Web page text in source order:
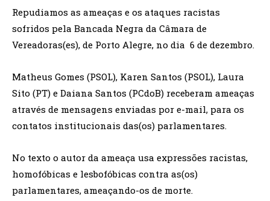
Repudiamos as ameaças e os ataques racistas
sofridos pela Bancada Negra da Câmara de
Vereadoras(es), de Porto Alegre, no dia 6 de dezembro.
Matheus Gomes (PSOL), Karen Santos (PSOL), Laura
Sito (PT) e Daiana Santos (PCdoB) receberam ameaças
através de mensagens enviadas por e-mail, para os
contatos institucionais das(os) parlamentares.
No texto o autor da ameaça usa expressões racistas,
homofóbicas e lesbofóbicas contra as(os)
parlamentares, ameaçando-os de morte.